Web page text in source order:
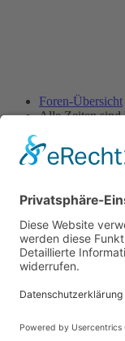
Foren-Übersicht
Alle Zeiten sind
Powered byphpBB®
Datenschutz |
Time: 0.007s| Peak